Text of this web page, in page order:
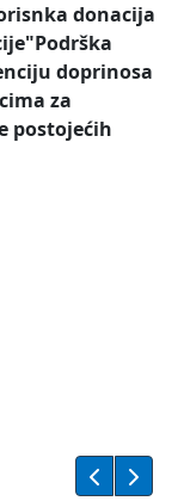
donacija
doprinosa
za
postojećih